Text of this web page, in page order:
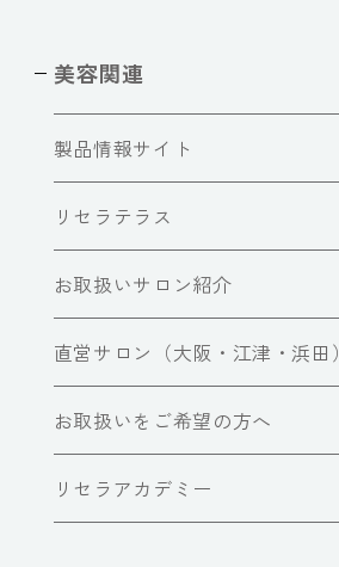
美容関連
製品情報サイト
リセラテラス
お取扱いサロン紹介
直営サロン（大阪・江津・浜田）
お取扱いをご希望の方へ
リセラアカデミー